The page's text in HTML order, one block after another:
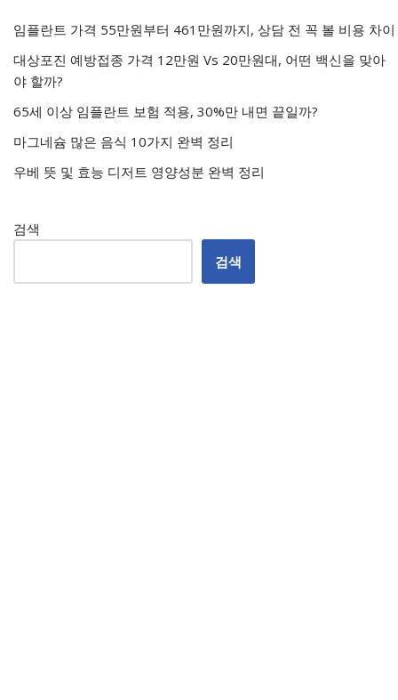
임플란트 가격 55만원부터 461만원까지, 상담 전 꼭 볼 비용 차이
대상포진 예방접종 가격 12만원 Vs 20만원대, 어떤 백신을 맞아
야 할까?
65세 이상 임플란트 보험 적용, 30%만 내면 끝일까?
마그네슘 많은 음식 10가지 완벽 정리
우베 뜻 및 효능 디저트 영양성분 완벽 정리
검색
검색